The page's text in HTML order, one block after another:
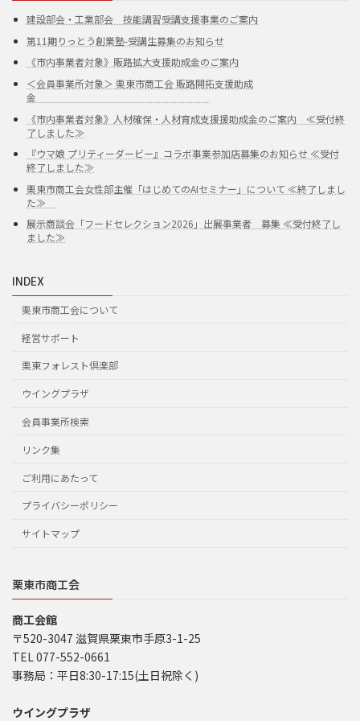
建設部会・工業部会 技能講習受講支援事業のご案内
第11期りっとう創業塾-受講生募集のお知らせ
《市内事業者対象》販路拡大支援助成金のご案内
＜会員事業所対象＞ 栗東市商工会 販路開拓支援助成
金
《市内事業者対象》人材確保・人材育成支援援助成金のご案内 ≪受付終
了しました≫
『ウマ娘 プリティーダービー』コラボ事業参加店募集のお知らせ ≪受付
終了しました≫
栗東市商工会女性部主催「はじめてのAIセミナー」について ≪終了しまし
た≫
展示商談会「フードセレクション2026」出展事業者 募集 ≪受付終了し
ました≫
INDEX
栗東市商工会について
経営サポート
栗東フォレスト倶楽部
ウイングプラザ
会員事業所検索
リンク集
ご利用にあたって
プライバシーポリシー
サイトマップ
栗東市商工会
商工会館
〒520-3047 滋賀県栗東市手原3-1-25
TEL 077-552-0661
事務局：平日8:30-17:15(土日祝除く)
ウイングプラザ